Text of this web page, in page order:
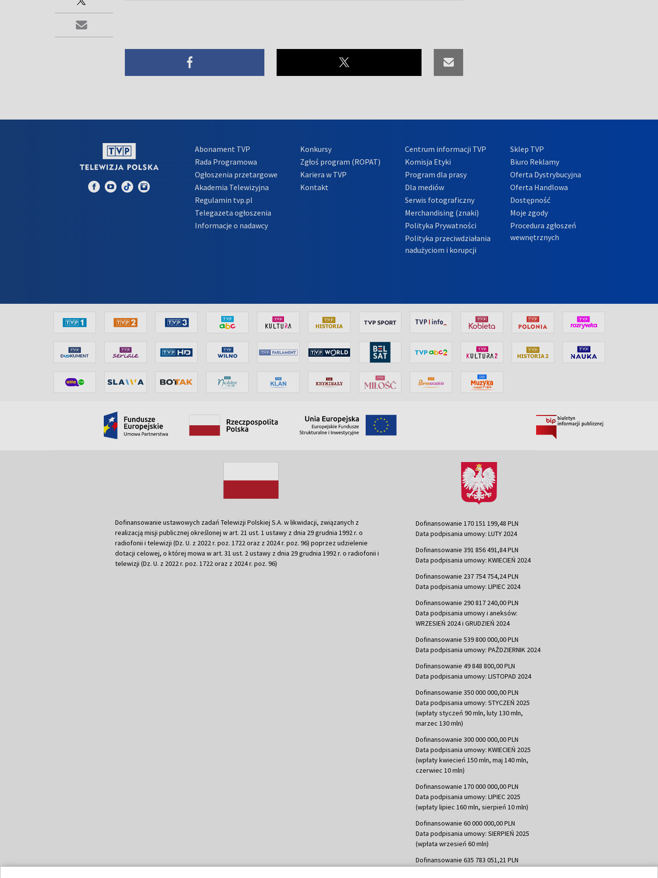
Abonament TVP
Rada Programowa
Ogłoszenia przetargowe
Akademia Telewizyjna
Regulamin tvp.pl
Telegazeta ogłoszenia
Informacje o nadawcy
Konkursy
Zgłoś program (ROPAT)
Kariera w TVP
Kontakt
Centrum informacji TVP
Komisja Etyki
Program dla prasy
Dla mediów
Serwis fotograficzny
Merchandising (znaki)
Polityka Prywatności
Polityka przeciwdziałania
nadużyciom i korupcji
Sklep TVP
Biuro Reklamy
Oferta Dystrybucyjna
Oferta Handlowa
Dostępność
Moje zgody
Procedura zgłoszeń
wewnętrznych
Dofinansowanie ustawowych zadań Telewizji Polskiej S.A. w likwidacji, związanych z
realizacją misji publicznej określonej w art. 21 ust. 1 ustawy z dnia 29 grudnia 1992 r. o
radiofonii i telewizji (Dz. U. z 2022 r. poz. 1722 oraz z 2024 r. poz. 96) poprzez udzielenie
dotacji celowej, o której mowa w art. 31 ust. 2 ustawy z dnia 29 grudnia 1992 r. o radiofonii i
telewizji (Dz. U. z 2022 r. poz. 1722 oraz z 2024 r. poz. 96)
Dofinansowanie 170 151 199,48 PLN
Data podpisania umowy: LUTY 2024
Dofinansowanie 391 856 491,84 PLN
Data podpisania umowy: KWIECIEŃ 2024
Dofinansowanie 237 754 754,24 PLN
Data podpisania umowy: LIPIEC 2024
Dofinansowanie 290 817 240,00 PLN
Data podpisania umowy i aneksów:
WRZESIEŃ 2024 i GRUDZIEŃ 2024
Dofinansowanie 539 800 000,00 PLN
Data podpisania umowy: PAŹDZIERNIK 2024
Dofinansowanie 49 848 800,00 PLN
Data podpisania umowy: LISTOPAD 2024
Dofinansowanie 350 000 000,00 PLN
Data podpisania umowy: STYCZEŃ 2025
(wpłaty styczeń 90 mln, luty 130 mln,
marzec 130 mln)
Dofinansowanie 300 000 000,00 PLN
Data podpisania umowy: KWIECIEŃ 2025
(wpłaty kwiecień 150 mln, maj 140 mln,
czerwiec 10 mln)
Dofinansowanie 170 000 000,00 PLN
Data podpisania umowy: LIPIEC 2025
(wpłaty lipiec 160 mln, sierpień 10 mln)
Dofinansowanie 60 000 000,00 PLN
Data podpisania umowy: SIERPIEŃ 2025
(wpłata wrzesień 60 mln)
Dofinansowanie 635 783 051,21 PLN